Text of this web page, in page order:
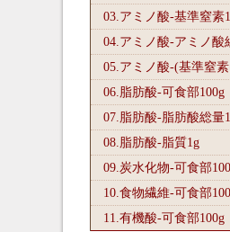
03.アミノ酸-基準窒素
04.アミノ酸-アミノ
05.アミノ酸-(基準窒
06.脂肪酸-可食部100g
07.脂肪酸-脂肪酸総量
08.脂肪酸-脂質1g
09.炭水化物-可食部
10.食物繊維-可食部
11.有機酸-可食部100g